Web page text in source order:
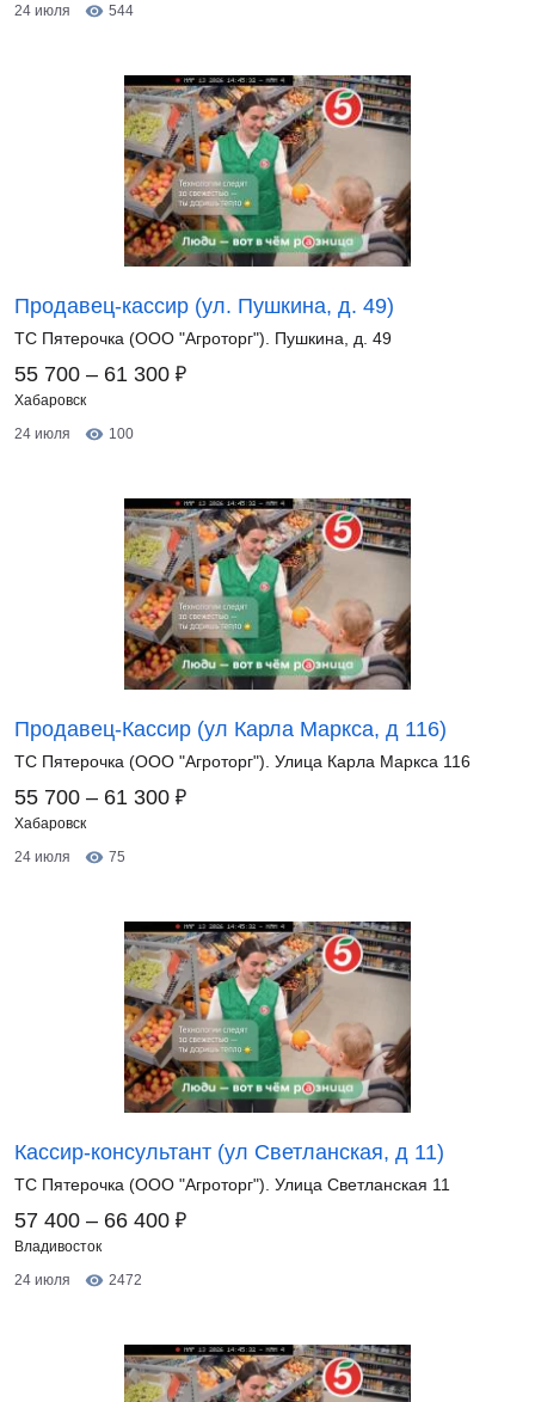
24 июля
544
Продавец-кассир (ул. Пушкина, д. 49)
ТС Пятерочка (ООО "Агроторг"). Пушкина, д. 49
55 700 – 61 300 ₽
Хабаровск
24 июля
100
Продавец-Кассир (ул Карла Маркса, д 116)
ТС Пятерочка (ООО "Агроторг"). Улица Карла Маркса 116
55 700 – 61 300 ₽
Хабаровск
24 июля
75
Кассир-консультант (ул Светланская, д 11)
ТС Пятерочка (ООО "Агроторг"). Улица Светланская 11
57 400 – 66 400 ₽
Владивосток
24 июля
2472